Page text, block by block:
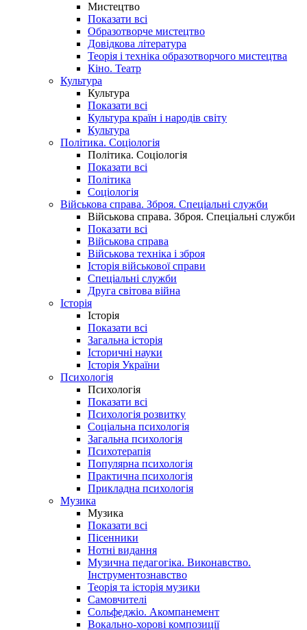
Мистецтво
Показати всі
Образотворче мистецтво
Довідкова література
Теорія і техніка образотворчого мистецтва
Кіно. Театр
Культура
Культура
Показати всі
Культура країн і народів світу
Культура
Політика. Соціологія
Політика. Соціологія
Показати всі
Політика
Соціологія
Військова справа. Зброя. Спеціальні служби
Військова справа. Зброя. Спеціальні служби
Показати всі
Військова справа
Військова техніка і зброя
Історія військової справи
Спеціальні служби
Друга світова війна
Історія
Історія
Показати всі
Загальна історія
Історичні науки
Історія України
Психологія
Психологія
Показати всі
Психологія розвитку
Соціальна психологія
Загальна психологія
Психотерапія
Популярна психологія
Практична психологія
Прикладна психологія
Музика
Музика
Показати всі
Пісенники
Нотні видання
Музична педагогіка. Виконавство.
Інструментознавство
Теорія та історія музики
Самовчителі
Сольфеджіо. Акомпанемент
Вокально-хорові композиції